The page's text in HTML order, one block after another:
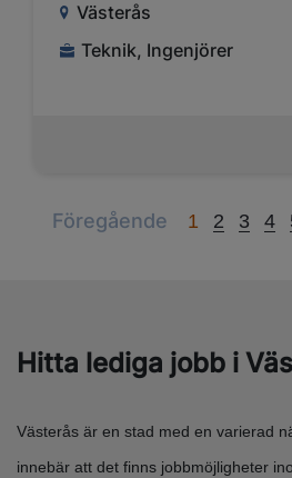
Västerås
Teknik, Ingenjörer
Föregående Previous
1 2 3 4
Hitta lediga jobb i
Västerås är en stad med en varierad
innebär att det finns jobbmöjligheter